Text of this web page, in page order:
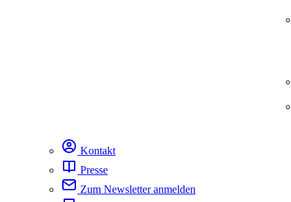
Kontakt
Presse
Zum Newsletter anmelden